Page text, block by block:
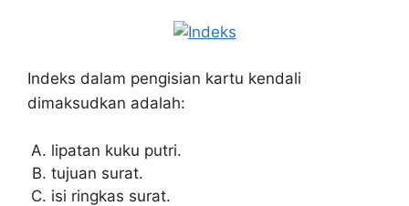
Indeks dalam pengisian kartu kendali
dimaksudkan adalah:
lipatan kuku putri.
tujuan surat.
isi ringkas surat.